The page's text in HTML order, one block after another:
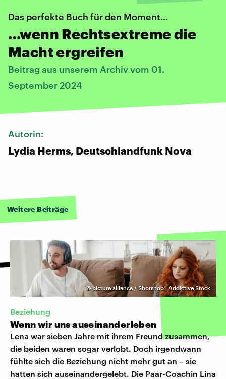
Das perfekte Buch für den Moment…
…wenn Rechtsextreme die
Macht ergreifen
Beitrag aus unserem Archiv vom 01.
September 2024
Autorin:
Lydia Herms, Deutschlandfunk Nova
Weitere Beiträge
© picture alliance / Shotshop | Addictive Stock
Beziehung
Wenn wir uns auseinanderleben
Lena war sieben Jahre mit ihrem Freund zusammen,
die beiden waren sogar verlobt. Doch irgendwann
fühlte sich die Beziehung nicht mehr gut an – sie
hatten sich auseinandergelebt. Die Paar-Coachin Lina